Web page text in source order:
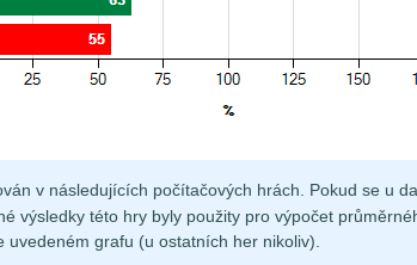
v následujících počítačových hrách. Pokud se u
výsledky této hry byly použity pro výpočet
grafu (u ostatních her nikoliv).